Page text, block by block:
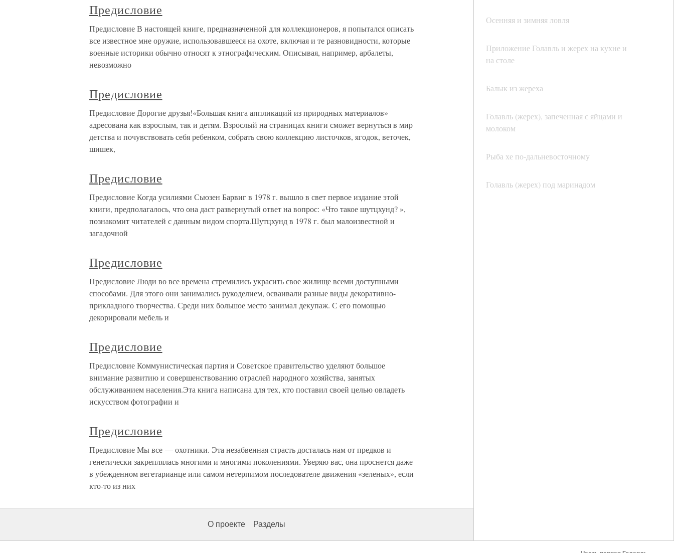
Осенняя и зимняя ловля
Приложение Голавль и жерех на кухне и
на столе
Балык из жереха
Голавль (жерех), запеченная с яйцами и
молоком
Рыба хе по-дальневосточному
Голавль (жерех) под маринадом
Предисловие
Предисловие В настоящей книге, предназначенной для коллекционеров, я попытался описать
все известное мне оружие, использовавшееся на охоте, включая и те разновидности, которые
военные историки обычно относят к этнографическим. Описывая, например, арбалеты,
невозможно
Предисловие
Предисловие Дорогие друзья!«Большая книга аппликаций из природных материалов»
адресована как взрослым, так и детям. Взрослый на страницах книги сможет вернуться в мир
детства и почувствовать себя ребенком, собрать свою коллекцию листочков, ягодок, веточек,
шишек,
Предисловие
Предисловие Когда усилиями Сьюзен Барвиг в 1978 г. вышло в свет первое издание этой
книги, предполагалось, что она даст развернутый ответ на вопрос: «Что такое шутцхунд? »,
познакомит читателей с данным видом спорта.Шутцхунд в 1978 г. был малоизвестной и
загадочной
Предисловие
Предисловие Люди во все времена стремились украсить свое жилище всеми доступными
способами. Для этого они занимались рукоделием, осваивали разные виды декоративно-
прикладного творчества. Среди них большое место занимал декупаж. С его помощью
декорировали мебель и
Предисловие
Предисловие Коммунистическая партия и Советское правительство уделяют большое
внимание развитию и совершенствованию отраслей народного хозяйства, занятых
обслуживанием населения.Эта книга написана для тех, кто поставил своей целью овладеть
искусством фотографии и
Предисловие
Предисловие Мы все — охотники. Эта незабвенная страсть досталась нам от предков и
генетически закреплялась многими и многими поколениями. Уверяю вас, она проснется даже
в убежденном вегетарианце или самом нетерпимом последователе движения «зеленых», если
кто-то из них
О проекте Разделы